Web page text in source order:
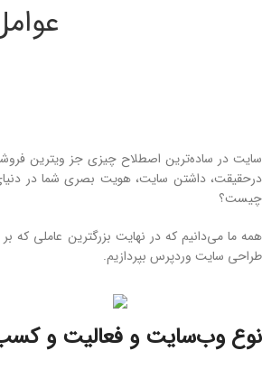
سایت در ساده‌ترین اصطلاح چیزی جز ویترین
درحقیقت، داشتن سایت، هویت بصری شما در
چیست؟
همه ما می‌دانیم که در نهایت بزرگترین عاملی که
طراحی سایت وردپرس بپردازیم.
نوع وب‌سایت و فعالیت و